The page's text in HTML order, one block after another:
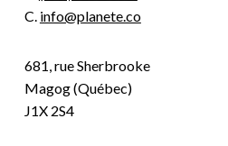
C. info@planete.co
681, rue Sherbrooke
Magog (Québec)
J1X 2S4